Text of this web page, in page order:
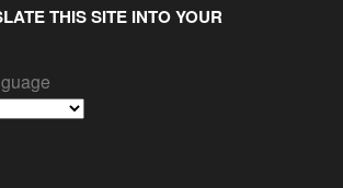
THIS SITE INTO YOUR